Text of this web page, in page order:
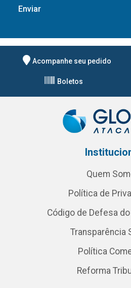
Acompanhe seu pedido
Boletos
Quem
Política de
Código de Defesa
Transparência
Política
Reforma